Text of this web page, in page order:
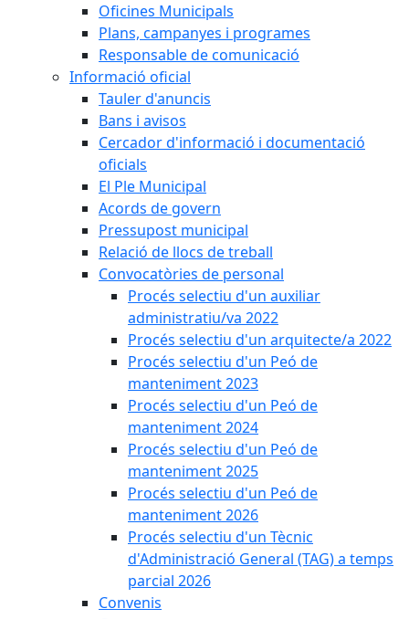
Oficines Municipals
Plans, campanyes i programes
Responsable de comunicació
Informació oficial
Tauler d'anuncis
Bans i avisos
Cercador d'informació i documentació
oficials
El Ple Municipal
Acords de govern
Pressupost municipal
Relació de llocs de treball
Convocatòries de personal
Procés selectiu d'un auxiliar
administratiu/va 2022
Procés selectiu d'un arquitecte/a 2022
Procés selectiu d'un Peó de
manteniment 2023
Procés selectiu d'un Peó de
manteniment 2024
Procés selectiu d'un Peó de
manteniment 2025
Procés selectiu d'un Peó de
manteniment 2026
Procés selectiu d'un Tècnic
d'Administració General (TAG) a temps
parcial 2026
Convenis